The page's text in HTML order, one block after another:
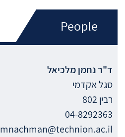
People
ד"רנחמןמלכיאל
סגל אקדמי
רבין 802
04-8292363
mnachman@technion.ac.il